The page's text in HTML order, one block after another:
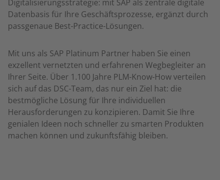
Digitalisierungsstrategie: mit SAP als zentrale digitale
Datenbasis für Ihre Geschäftsprozesse, ergänzt durch
passgenaue Best-Practice-Lösungen.
Mit uns als SAP Platinum Partner haben Sie einen
exzellent vernetzten und erfahrenen Wegbegleiter an
Ihrer Seite. Über 1.100 Jahre PLM-Know-How verteilen
sich auf das DSC-Team, das nur ein Ziel hat: die
bestmögliche Lösung für Ihre individuellen
Herausforderungen zu konzipieren. Damit Sie Ihre
genialen Ideen noch schneller zu smarten Produkten
machen können und zukunftsfähig bleiben.